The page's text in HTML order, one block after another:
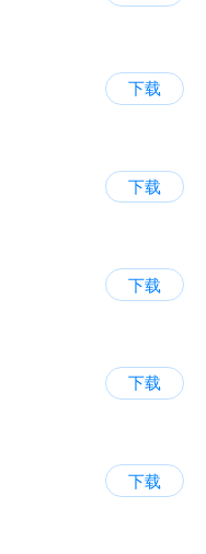
下载
下载
下载
下载
下载